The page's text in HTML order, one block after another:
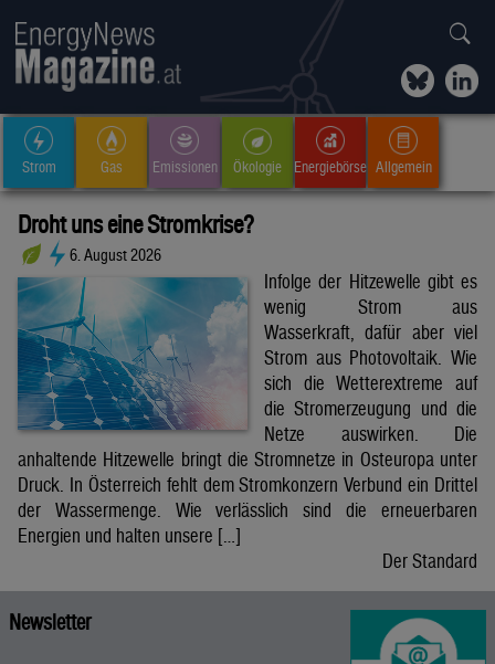
Strom Gas Emissionen Ökologie Energiebörse Allgemein
Droht uns eine Stromkrise?
6. August 2026
Infolge der Hitzewelle gibt es
wenig Strom aus
Wasserkraft, dafür aber viel
Strom aus Photovoltaik. Wie
sich die Wetterextreme auf
die Stromerzeugung und die
Netze auswirken. Die
anhaltende Hitzewelle bringt die Stromnetze in Osteuropa unter
Druck. In Österreich fehlt dem Stromkonzern Verbund ein Drittel
der Wassermenge. Wie verlässlich sind die erneuerbaren
Energien und halten unsere […]
Der Standard
Newsletter